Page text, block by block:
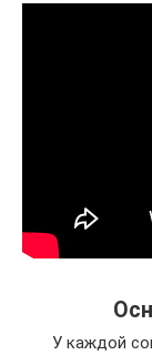
У каждой